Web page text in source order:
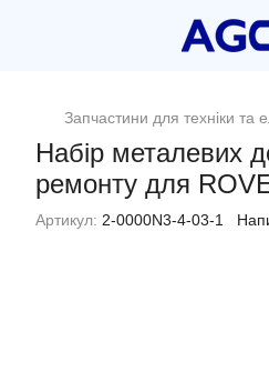
Запчастини для техніки та
Набір металевих
ремонту для
Артикул: 2-0000N3-4-03-1